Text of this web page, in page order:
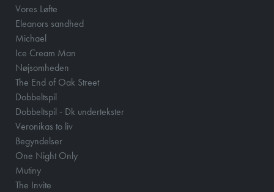
Vores Løfte
Eleanors sandhed
Michael
Ice Cream Man
Nøjsomheden
The End of Oak Street
Dobbeltspil
Dobbeltspil - Dk undertekster
Veronikas to liv
Begyndelser
One Night Only
Mutiny
The Invite